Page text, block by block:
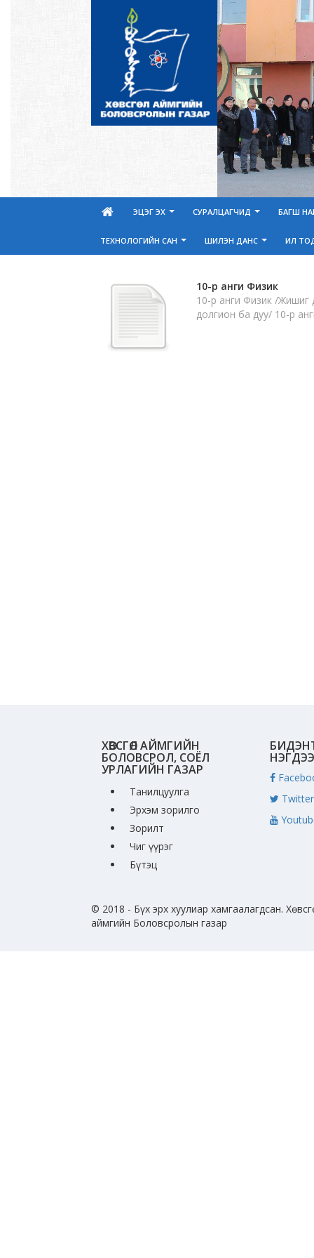
ЭЦЭГ ЭХ СУРАЛЦАГЧИД БАГШ
ТЕХНОЛОГИЙН САН ШИЛЭН ДАНС ИЛ
10-р анги Физик
10-р анги Физик /Жишиг
долгион ба дуу/ 10-р
ХӨВСГӨЛ АЙМГИЙН
БОЛОВСРОЛ, СОЁЛ
УРЛАГИЙН ГАЗАР
Танилцуулга
Эрхэм зорилго
Зорилт
Чиг үүрэг
Бүтэц
Twitter
© 2018 - Бүх эрх хуулиар хамгаалагдсан.
аймгийн Боловсролын газар